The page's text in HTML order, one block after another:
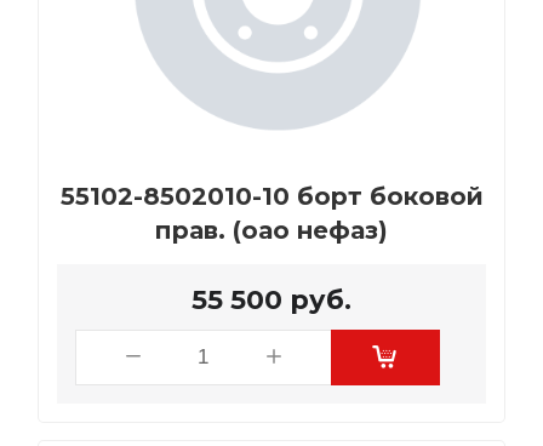
55102-8502010-10 борт боковой
прав. (оао нефаз)
55 500 руб.